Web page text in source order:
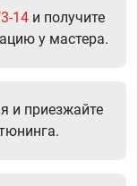
14 и получите
у мастера.
и приезжайте